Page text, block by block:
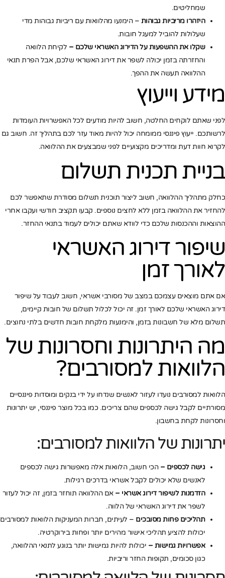
שמחליטים.
היזהרו מריביות גבוהות – הימנעו מהלוואות עם ריביות גבוהות מדי
שעלולות להוביל למעגל חובות.
שקלו את ההשפעות על הדירוג האשראי שלכם – לקיחת הלוואה
והחזרתה בזמן יכולה לשפר את דירוג האשראי שלכם, אבל הפרת תנאי
ההלוואה תעשה את ההפך.
מידע וייעוץ
לפני שאתם לוקחים החלטה, חשוב להיות מודעים לכל האפשרויות העומדות
לרשותכם. ייעוץ פיננסי ממומחה יכול להיות מאוד עזר לכם בתהליך זה. חשוב גם
לקרוא חוות דעת ומדריכים מקצועיים לפני שמבצעים את ההלוואה.
בניית תכנית תשלום
כחלק מתהליך ההלוואה, חשוב ליצור תוכנית תשלום מסודרת שתאפשר לכם
להחזיר את ההלוואה בזמן ללא לחצים נוספים. קבעו תקציב חודשי ועקבו אחרי
ההוצאות וההכנסות שלכם כדי לוודא שאתם יכולים לעמוד בתנאי ההחזר.
שיפור דירוג האשראי
לאורך זמן
אם אתם מוצאים עצמכם במצב של מסורבי אשראי, חשוב לעבוד על שיפור
דירוג האשראי שלכם לאורך זמן. זה יכול לכלול תשלום של חובות קיימים,
תשלום מלא של חשבונות בזמן, והימנעות מלקחת חובות חדשים בלתי נחוצים.
מה היתרונות וחסרונות של
הלוואות למסורבים?
הלוואות למסורבים נועדו לעזור לאנשים שנדחו על ידי בנקים ומוסדות פיננסיים
מסורתיים לקבל גישה לכספים שהם צריכים. כמו בכל מוצר פיננסי, יש יתרונות
וחסרונות לקחת בחשבון.
יתרונות של הלוואות למסורבים:
גישה לכספים – הכי חשוב, הלוואות אלה מאפשרות גישה לכספים
לאנשים שלא יכולים לקבל אשראי בדרכים רגילות.
הזדמנות לשיפור דירוג אשראי – אם ההלוואה תוחזר בזמן, זה יכול לעזור
לשפר את דירוג האשראי של הלווה.
תהליכים פחות מסובכים – לעיתים, חברות המעניקות הלוואות למסורבים
יכולות להציע תהליכי אישור מהירים יותר ופחות בירוקרטיה.
אפשרויות גמישות – יכולות להיות גמישות יותר בנוגע לתנאי ההלוואה,
כגון סכומים, תקופות החזר וריביות.